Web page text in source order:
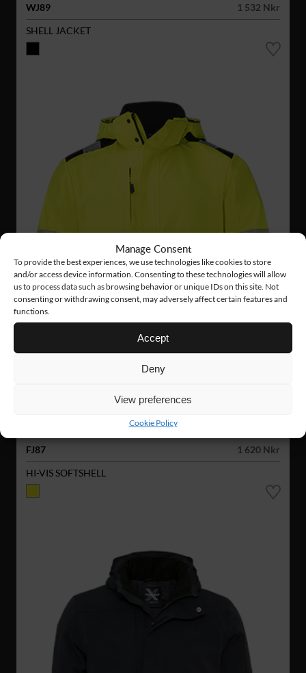
Manage Consent
To provide the best experiences, we use technologies like cookies to store
and/or access device information. Consenting to these technologies will allow
us to process data such as browsing behavior or unique IDs on this site. Not
consenting or withdrawing consent, may adversely affect certain features and
functions.
Accept
Deny
View preferences
Cookie Policy
WJ89
1 532 Nkr
SHELL JACKET
FJ87
1 620 Nkr
HI-VIS SOFTSHELL